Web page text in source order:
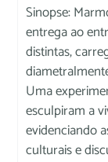
Sinopse:
entrega ao
distintas,
Uma
esculpiram a
evidenciando
culturais e